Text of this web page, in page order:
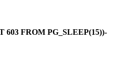
603 FROM PG_SLEEP(15))-